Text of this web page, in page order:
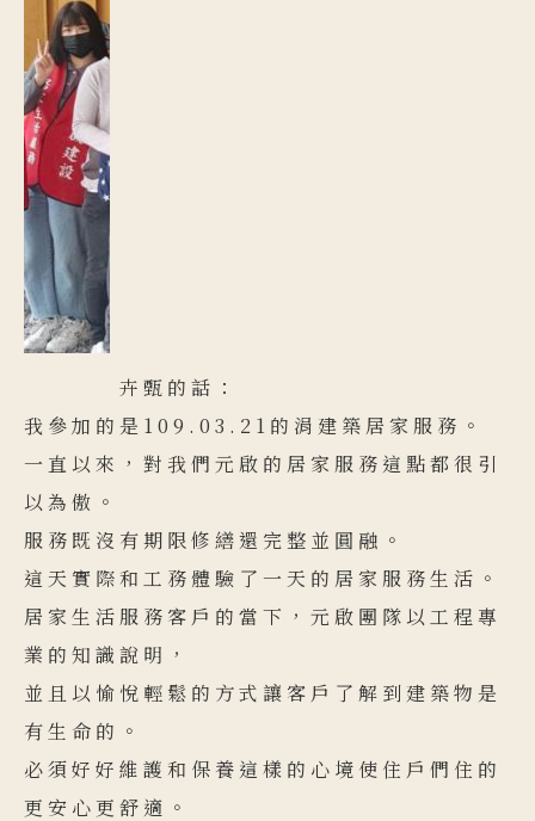
卉甄的話：
我參加的是109.03.21的涓建築居家服務。
一直以來，對我們元啟的居家服務這點都很引
以為傲。
服務既沒有期限修繕還完整並圓融。
這天實際和工務體驗了一天的居家服務生活。
居家生活服務客戶的當下，元啟團隊以工程專
業的知識說明，
並且以愉悅輕鬆的方式讓客戶了解到建築物是
有生命的。
必須好好維護和保養這樣的心境使住戶們住的
更安心更舒適。